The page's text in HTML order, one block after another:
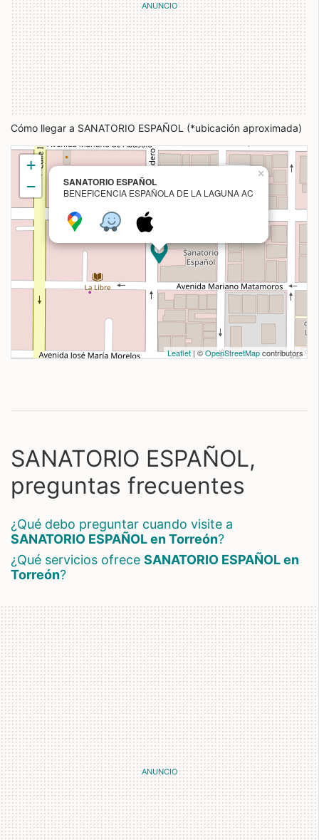
Cómo llegar a SANATORIO ESPAÑOL (*ubicación aproximada)
SANATORIO ESPAÑOL
BENEFICENCIA ESPAÑOLA DE LA LAGUNA AC
×
+
−
Leaflet | ©OpenStreetMapcontributors
SANATORIO ESPAÑOL,
preguntas frecuentes
¿Qué debo preguntar cuando visite a
SANATORIO ESPAÑOL en Torreón?
¿Qué servicios ofrece SANATORIO ESPAÑOL en
Torreón?